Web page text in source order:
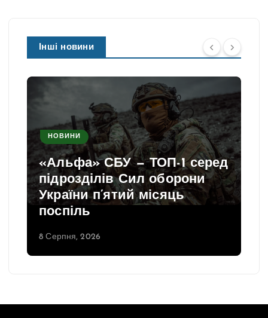
Інші новини
НОВИНИ
«Альфа» СБУ — ТОП-1 серед
підрозділів Сил оборони
України п’ятий місяць
поспіль
8 Серпня, 2026